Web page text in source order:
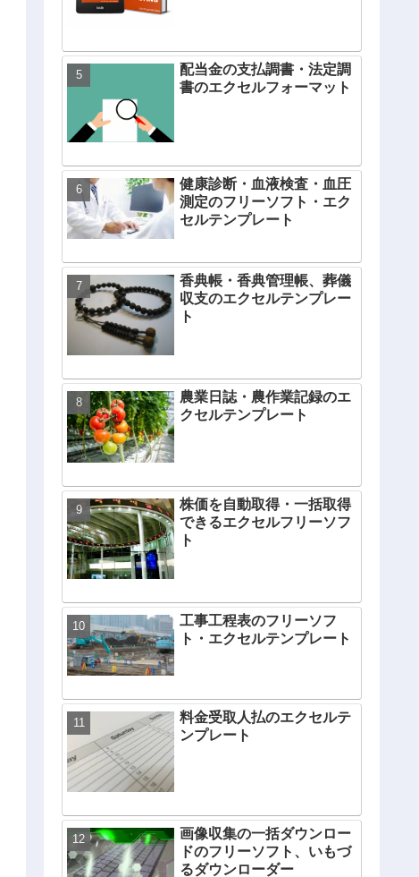
配当金の支払調書・法定調
書のエクセルフォーマット
健康診断・血液検査・血圧
測定のフリーソフト・エク
セルテンプレート
香典帳・香典管理帳、葬儀
収支のエクセルテンプレー
ト
農業日誌・農作業記録のエ
クセルテンプレート
株価を自動取得・一括取得
できるエクセルフリーソフ
ト
工事工程表のフリーソフ
ト・エクセルテンプレート
料金受取人払のエクセルテ
ンプレート
画像収集の一括ダウンロー
ドのフリーソフト、いもづ
るダウンローダー